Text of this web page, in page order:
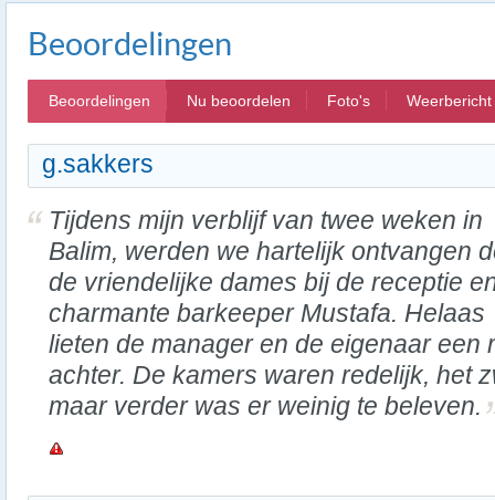
Beoordelingen
Beoordelingen Nu beoordelen Foto's Weerbericht
g.sakkers
Tijdens mijn verblijf van twee weken in
Balim, werden we hartelijk ontvangen
de vriendelijke dames bij de receptie
charmante barkeeper Mustafa. Helaas
lieten de manager en de eigenaar een
achter. De kamers waren redelijk, het
maar verder was er weinig te beleven.